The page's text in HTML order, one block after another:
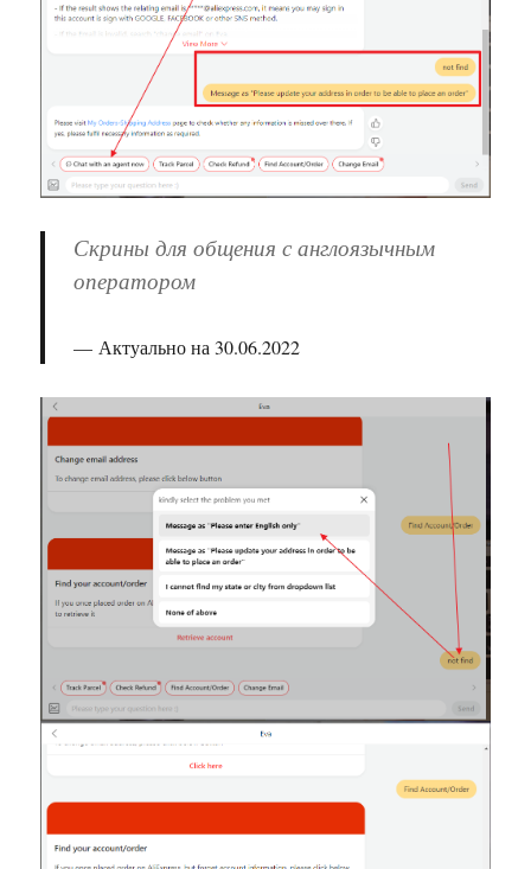
Скрины для общения с англоязычным
оператором
Актуально на 30.06.2022